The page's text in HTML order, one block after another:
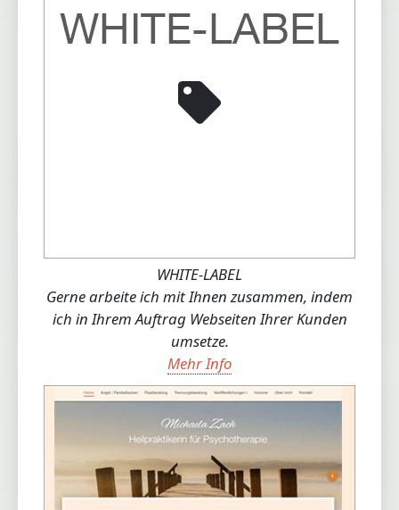
WHITE-LABEL
Gerne arbeite ich mit Ihnen zusammen, indem
ich in Ihrem Auftrag Webseiten Ihrer Kunden
umsetze.
Mehr Info